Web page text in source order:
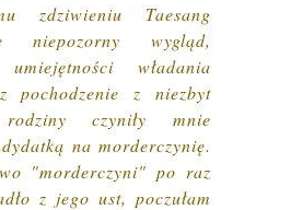
zdziwieniu Taesang
niepozorny wygląd,
umiejętności władania
pochodzenie z niezbyt
rodziny czyniły mnie
na morderczynię.
"morderczyni" po raz
z jego ust, poczułam